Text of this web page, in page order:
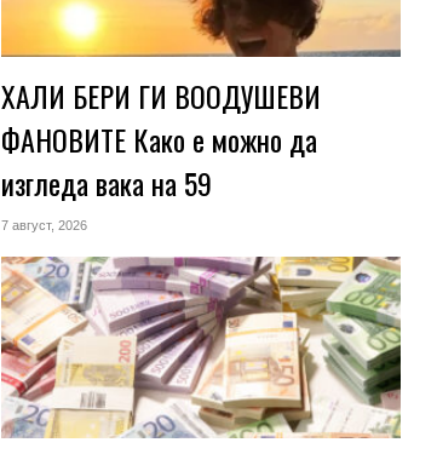
ХАЛИ БЕРИ ГИ ВООДУШЕВИ
ФАНОВИТЕ Како е можно да
изгледа вака на 59
7 август, 2026